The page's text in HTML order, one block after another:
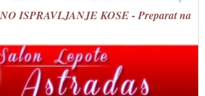
ISPRAVLJANJE KOSE - Preparat na